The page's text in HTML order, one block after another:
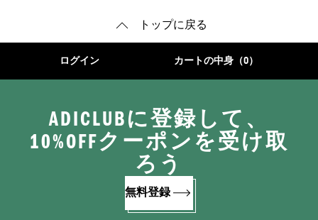
トップに戻る
ログイン カートの中身（0）
ADICLUBに登録して、
10%OFFクーポンを受け取
ろう
無料登録